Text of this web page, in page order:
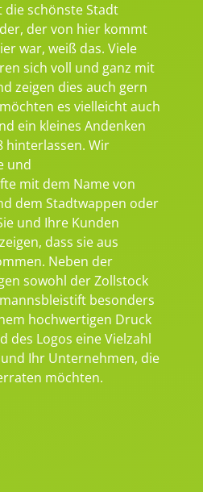
schönste Stadt
der von hier kommt
war, weiß das. Viele
sich voll und ganz mit
zeigen dies auch gern
es vielleicht auch
ein kleines Andenken
hinterlassen. Wir
und
mit dem Name von
dem Stadtwappen oder
und Ihre Kunden
dass sie aus
Neben der
sowohl der Zollstock
besonders
hochwertigen Druck
des Logos eine Vielzahl
Ihr Unternehmen, die
möchten.